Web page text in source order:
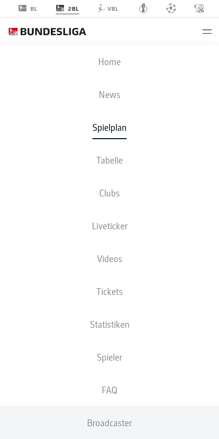
BL 2BL VBL
Home
News
Spielplan
Tabelle
Clubs
Liveticker
Videos
Tickets
Statistiken
Spieler
FAQ
Broadcaster
KSV
AUFSTELLUNGEN
0 0